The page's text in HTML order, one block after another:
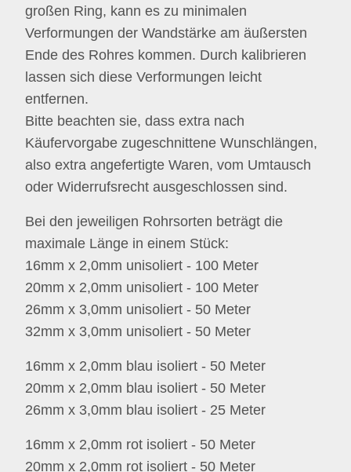
großen Ring, kann es zu minimalen
Verformungen der Wandstärke am äußersten
Ende des Rohres kommen. Durch kalibrieren
lassen sich diese Verformungen leicht
entfernen.
Bitte beachten sie, dass extra nach
Käufervorgabe zugeschnittene Wunschlängen,
also extra angefertigte Waren, vom Umtausch
oder Widerrufsrecht ausgeschlossen sind.
Bei den jeweiligen Rohrsorten beträgt die
maximale Länge in einem Stück:
16mm x 2,0mm unisoliert - 100 Meter
20mm x 2,0mm unisoliert - 100 Meter
26mm x 3,0mm unisoliert - 50 Meter
32mm x 3,0mm unisoliert - 50 Meter
16mm x 2,0mm blau isoliert - 50 Meter
20mm x 2,0mm blau isoliert - 50 Meter
26mm x 3,0mm blau isoliert - 25 Meter
16mm x 2,0mm rot isoliert - 50 Meter
20mm x 2,0mm rot isoliert - 50 Meter